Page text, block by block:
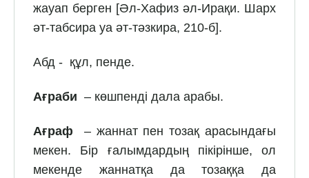
жауап берген [Әл-Хафиз әл-Ирақи. Шарх
әт-табсира уа әт-тәзкира, 210-б].
Абд - құл, пенде.
Ағраби – көшпенді дала арабы.
Ағраф – жаннат пен тозақ арасындағы
мекен. Бір ғалымдардың пікірінше, ол
мекенде жаннатқа да тозаққа да